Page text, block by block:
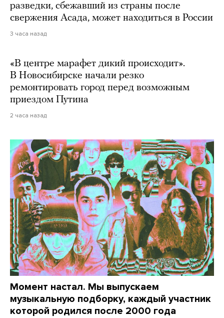
разведки, сбежавший из страны после
свержения Асада, может находиться в России
3 часа назад
«В центре марафет дикий происходит».
В Новосибирске начали резко
ремонтировать город перед возможным
приездом Путина
2 часа назад
Момент настал. Мы выпускаем
музыкальную подборку, каждый участник
которой родился после 2000 года